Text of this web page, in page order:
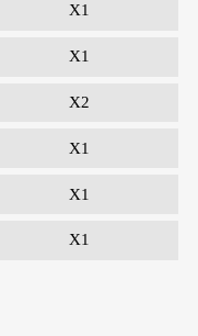
X1
X1
X2
X1
X1
X1